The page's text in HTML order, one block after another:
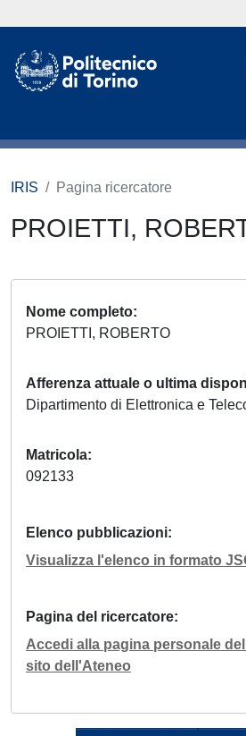
IRIS Pagina ricercatore
PROIETTI,
Nome completo
PROIETTI, ROBERTO
Afferenza attuale o ultima
Dipartimento di Elettronica e
Matricola
092133
Elenco pubblicazioni
Visualizza l'elenco in formato
Pagina del ricercatore
Accedi alla pagina personale
sito dell'Ateneo